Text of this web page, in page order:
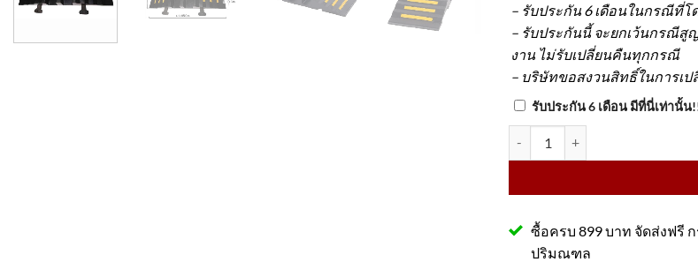
– รับประกัน 6 เดือนในกรณีที่
– รับประกันนี้ จะยกเว้นกรณีสู
งาน ไม่รับเปลี่ยนคืนทุกกรณี
– บริษัทขอสงวนสิทธิ์ในการเ
รับประกัน 6 เดือน มีที่นี่เท่านั้น
ซื้อครบ 899 บาท จัดส่งฟรี ก
ปริมณฑล